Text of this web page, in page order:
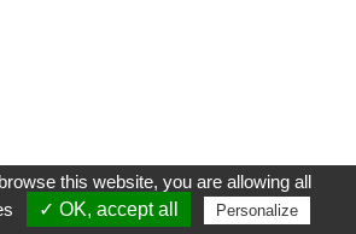
this website, you are allowing all
✓ OK, accept all Personalize